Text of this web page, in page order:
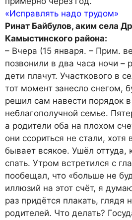
«Исправлять надо трудом»
Ринат Байбулов, аким села
Камыстинского района:
– Вчера (15 января. – Прим.
позвонили в два часа ночи –
дети плачут. Участкового в
тот момент занесло снегом,
решил сам навести порядок в
неблагополучной семье.
а родители оба на плохом
они ссориться не стали, хотя
бывает всякое. Ушёл оттуда,
спать. Утром встретился с
пообещал, что «больше не
иллюзий на этот счёт, я
раз придётся плакать, глядя
родителей. Что делать?